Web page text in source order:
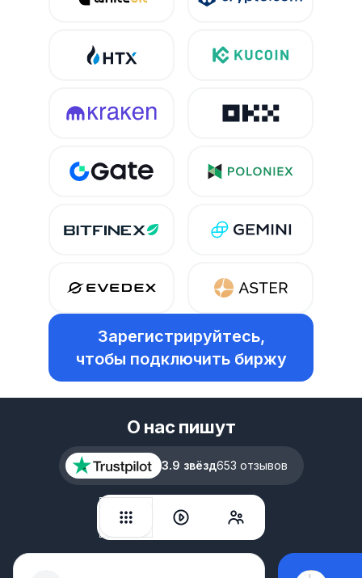
Зарегистрируйтесь,
чтобы подключить биржу
О нас пишут
3.9 звёзд653 отзывов